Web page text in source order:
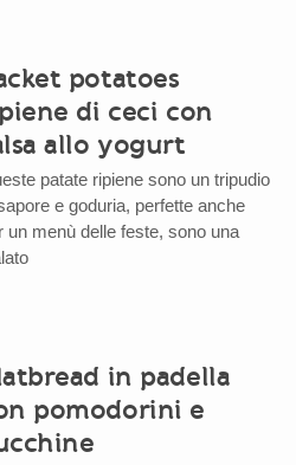
potatoes
di ceci con
allo yogurt
patate ripiene sono un tripudio
e goduria, perfette anche
un menù delle feste, sono una
in padella
pomodorini e